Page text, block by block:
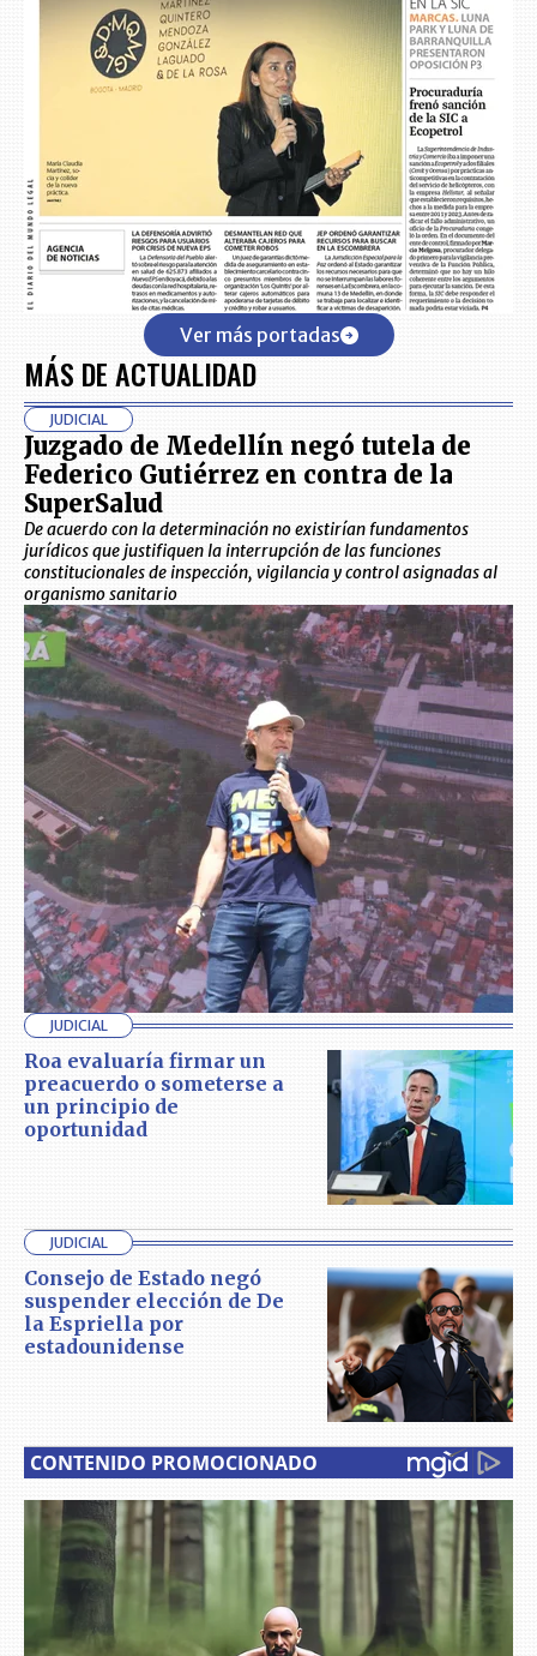
Ver más portadas
MÁS DE ACTUALIDAD
JUDICIAL
Juzgado de Medellín negó tutela de
Federico Gutiérrez en contra de la
SuperSalud
De acuerdo con la determinación no existirían fundamentos
jurídicos que justifiquen la interrupción de las funciones
constitucionales de inspección, vigilancia y control asignadas al
organismo sanitario
JUDICIAL
Roa evaluaría firmar un
preacuerdo o someterse a
un principio de
oportunidad
JUDICIAL
Consejo de Estado negó
suspender elección de De
la Espriella por
estadounidense